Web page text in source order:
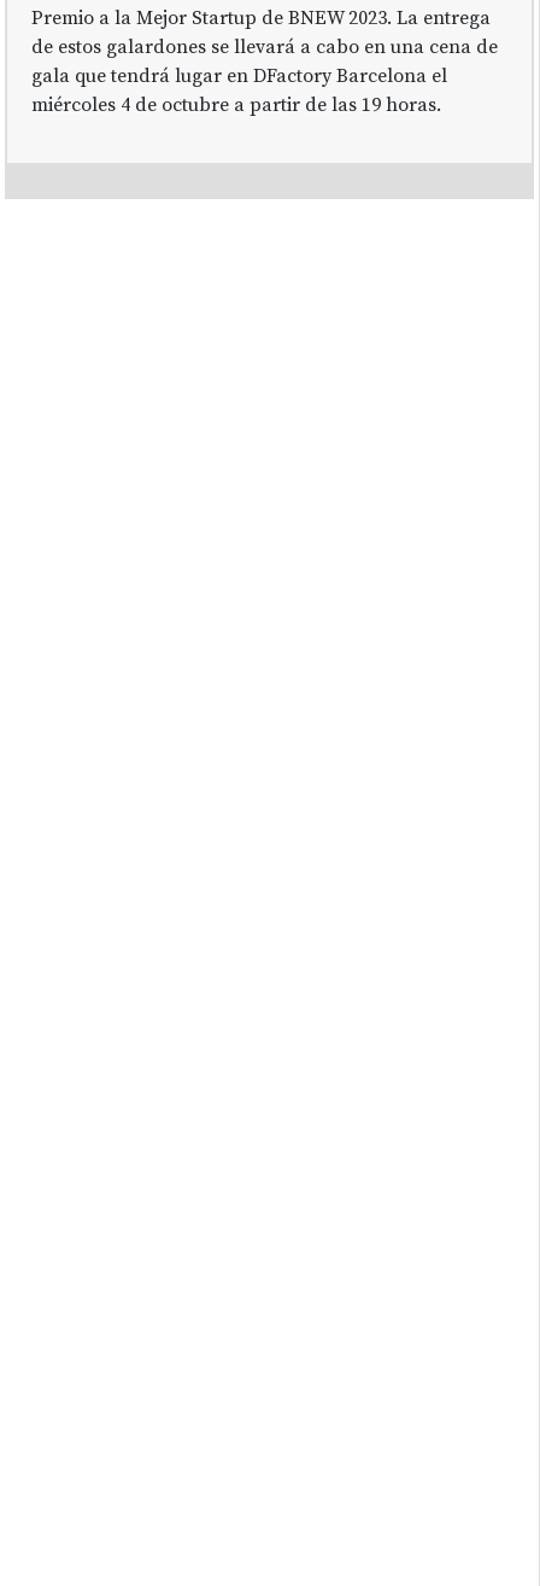
Premio a la Mejor Startup de BNEW 2023. La entrega
de estos galardones se llevará a cabo en una cena de
gala que tendrá lugar en DFactory Barcelona el
miércoles 4 de octubre a partir de las 19 horas.